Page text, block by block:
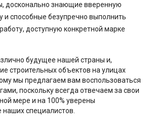
досконально знающие вверенную
и способные безупречно выполнить
доступную конкретной марке
будущее нашей страны и,
строительных объектов на улицах
мы предлагаем вам воспользоваться
поскольку всегда отвечаем за свои
мере и на 100% уверены
специалистов.